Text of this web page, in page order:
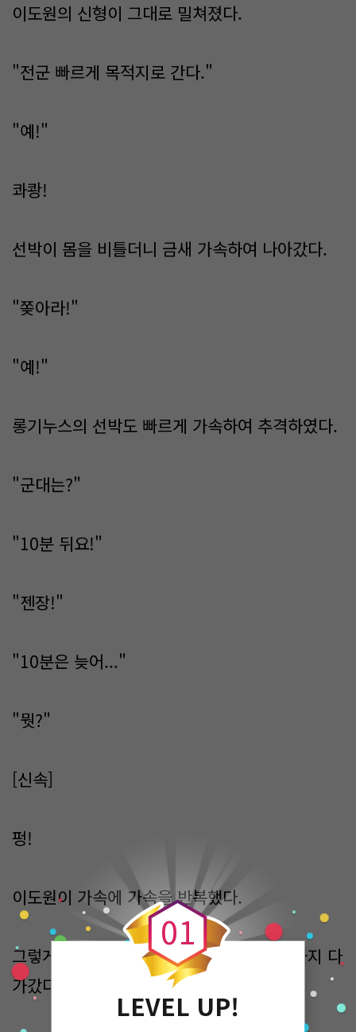
이도원의 신형이 그대로 밀쳐졌다.
"전군 빠르게 목적지로 간다."
"예!"
콰쾅!
선박이 몸을 비틀더니 금새 가속하여 나아갔다.
"쫒아라!"
"예!"
롱기누스의 선박도 빠르게 가속하여 추격하였다.
"군대는?"
"10분 뒤요!"
"젠장!"
"10분은 늦어..."
"뭣?"
[신속]
펑!
이도원이 가속에 가속을 반복했다.
그렇게 바닷물을 밟고 달려나가 배의 지척까지 다
가갔다.
0
0
1
LEVEL UP!